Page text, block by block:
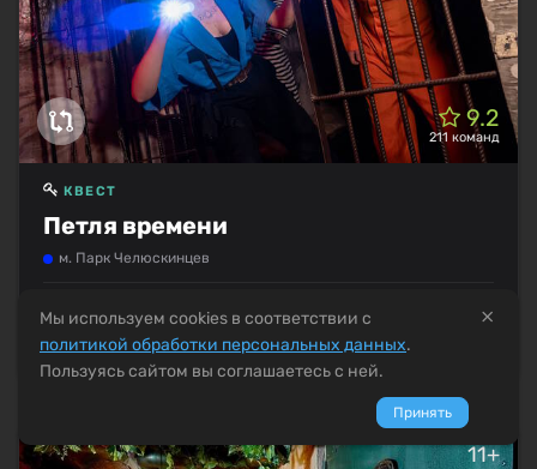
9.2
211 команд
Петля времени
КВЕСТ
м. Парк Челюскинцев
11+
×
Мы используем cookies в соответствии с
политикой обработки персональных данных.
Пользуясь сайтом вы соглашаетесь с ней.
Принять